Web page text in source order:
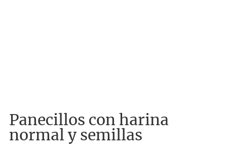
Panecillos con harina
normal y semillas